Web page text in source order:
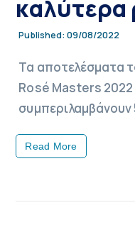
καλύτερα
Published: 09/08/2022
Τα αποτελέσματα
Rosé Masters 2022
συμπεριλαμβάνουν
Read More